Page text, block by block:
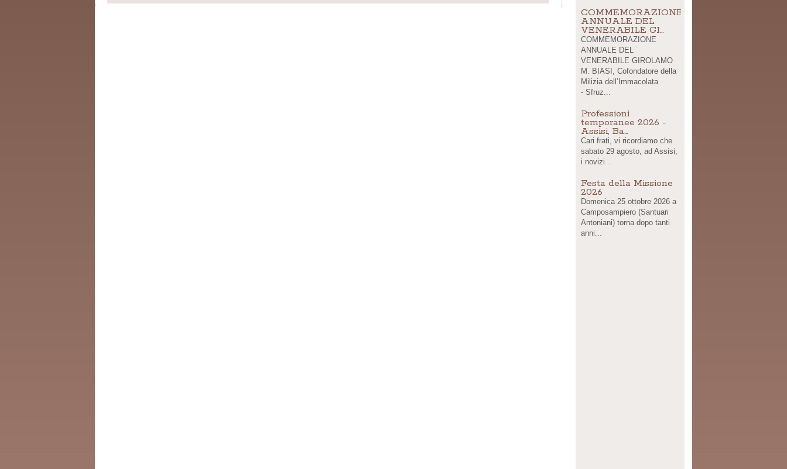
COMMEMORAZIONE
ANNUALE DEL
VENERABILE GI…
COMMEMORAZIONE
ANNUALE DEL
VENERABILE GIROLAMO
M. BIASI, Cofondatore della
Milizia dell’Immacolata
- Sfruz...
Professioni
temporanee 2026 -
Assisi, Ba…
Cari frati, vi ricordiamo che
sabato 29 agosto, ad Assisi,
i novizi...
Festa della Missione
2026
Domenica 25 ottobre 2026 a
Camposampiero (Santuari
Antoniani) torna dopo tanti
anni...